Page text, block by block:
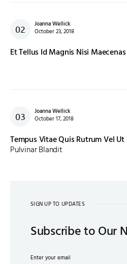
Joanna Wellick
October 23, 2018
Et Tellus Id Magnis Nisi
Joanna Wellick
October 17, 2018
Tempus Vitae Quis Rutrum Vel Ut
Pulvinar Blandit
SIGN UP TO UPDATES
Subscribe to Our